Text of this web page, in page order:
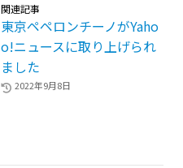
関連記事
東京ペペロンチーノがYaho
o!ニュースに取り上げられ
ました
2022年9月8日